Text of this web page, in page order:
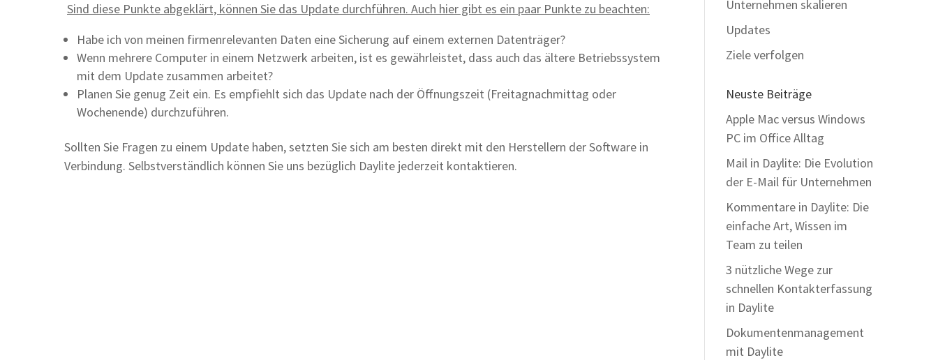
Sind diese Punkte abgeklärt, können Sie das Update durchführen. Auch hier gibt es ein paar Punkte zu beachten:
Habe ich von meinen firmenrelevanten Daten eine Sicherung auf einem externen Datenträger?
Wenn mehrere Computer in einem Netzwerk arbeiten, ist es gewährleistet, dass auch das ältere Betriebssystem
mit dem Update zusammen arbeitet?
Planen Sie genug Zeit ein. Es empfiehlt sich das Update nach der Öffnungszeit (Freitagnachmittag oder
Wochenende) durchzuführen.
Sollten Sie Fragen zu einem Update haben, setzten Sie sich am besten direkt mit den Herstellern der Software in
Verbindung. Selbstverständlich können Sie uns bezüglich Daylite jederzeit kontaktieren.
Unternehmen skalieren
Updates
Ziele verfolgen
Neuste Beiträge
Apple Mac versus Windows
PC im Office Alltag
Mail in Daylite: Die Evolution
der E-Mail für Unternehmen
Kommentare in Daylite: Die
einfache Art, Wissen im
Team zu teilen
3 nützliche Wege zur
schnellen Kontakterfassung
in Daylite
Dokumentenmanagement
mit Daylite